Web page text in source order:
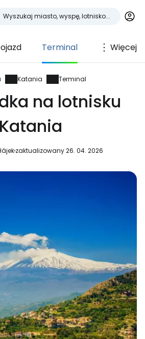
Terminal Więcej
Katania Terminal
na lotnisku
Katania
zaktualizowany 26. 04. 2026
się do
podróżniczej